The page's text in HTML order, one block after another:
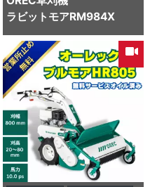
ラビットモアRM984X